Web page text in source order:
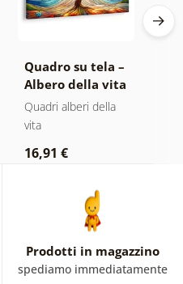
Quadro su tela –
Albero della vita
in vetrata
colorata
Quadri alberi della
vita
16,91 €
Prodotti in magazzino
spediamo immediatamente